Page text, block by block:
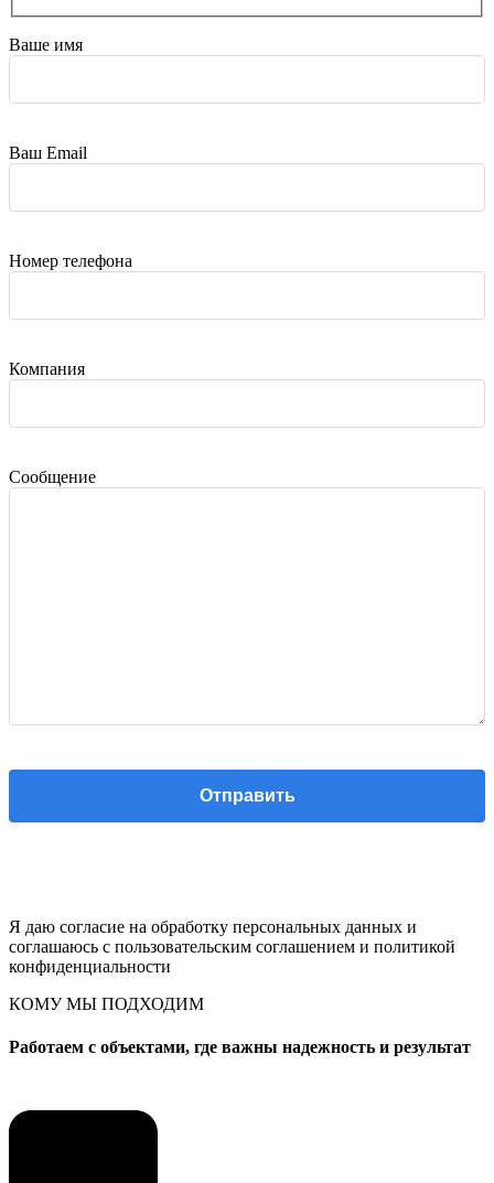
Ваше имя
Ваш Email
Номер телефона
Компания
Сообщение
Я даю согласие на обработку персональных данных и
соглашаюсь с пользовательским соглашением и политикой
конфиденциальности
КОМУ МЫ ПОДХОДИМ
Работаем с объектами, где важны надежность и результат